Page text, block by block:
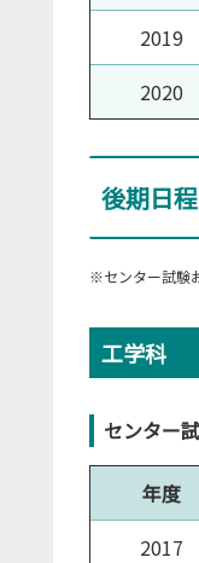
2019
2020
後期日
※センター試験
工学科
センター
年度
2017